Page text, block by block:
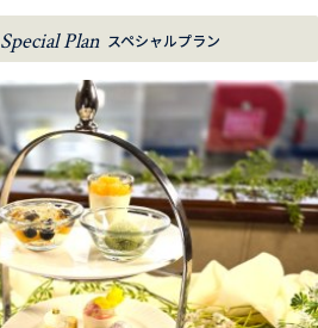
Special Plan スペシャルプラン